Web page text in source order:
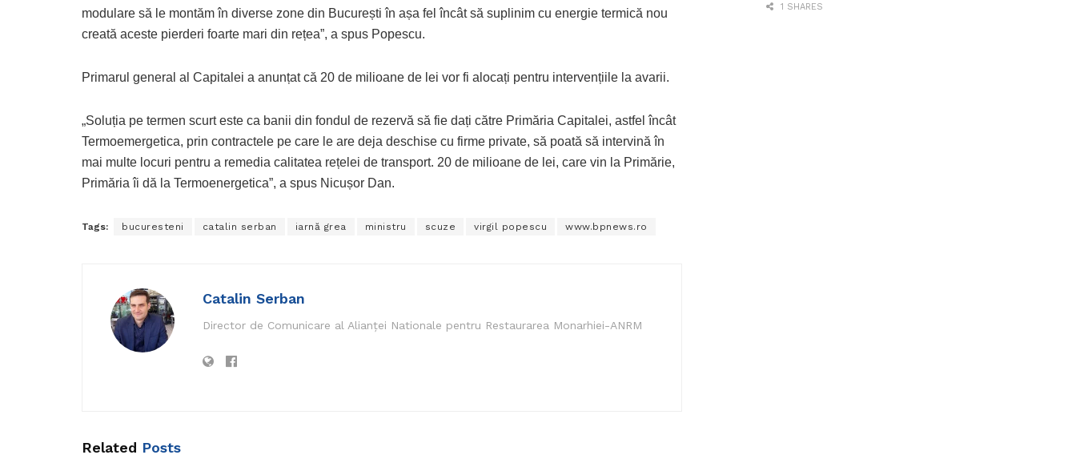
modulare să le montăm în diverse zone din București în așa fel încât să suplinim cu energie termică nou
creată aceste pierderi foarte mari din rețea”, a spus Popescu.
Primarul general al Capitalei a anunțat că 20 de milioane de lei vor fi alocați pentru intervențiile la avarii.
„Soluția pe termen scurt este ca banii din fondul de rezervă să fie dați către Primăria Capitalei, astfel încât
Termoemergetica, prin contractele pe care le are deja deschise cu firme private, să poată să intervină în
mai multe locuri pentru a remedia calitatea rețelei de transport. 20 de milioane de lei, care vin la Primărie,
Primăria îi dă la Termoenergetica”, a spus Nicușor Dan.
Tags: bucuresteni catalin serban iarnă grea ministru scuze virgil popescu www.bpnews.ro
Catalin Serban
Director de Comunicare al Alianței Nationale pentru Restaurarea Monarhiei-ANRM
Related Posts
1 SHARES